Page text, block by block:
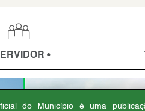
•
do Município é uma